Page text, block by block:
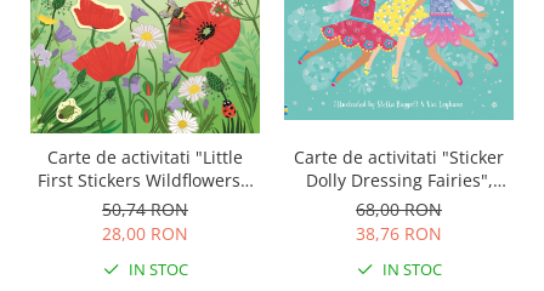
Carte de activitati "Little
First Stickers Wildflowers",
130 stickers, Usborne
50,74 RON
28,00 RON
IN STOC
Carte de activitati "Sticker
Dolly Dressing Fairies",
format A4, Usborne
68,00 RON
38,76 RON
IN STOC